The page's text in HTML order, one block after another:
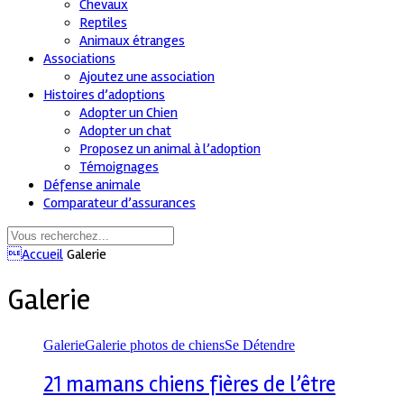
Chevaux
Reptiles
Animaux étranges
Associations
Ajoutez une association
Histoires d’adoptions
Adopter un Chien
Adopter un chat
Proposez un animal à l’adoption
Témoignages
Défense animale
Comparateur d’assurances
Accueil Galerie
Galerie
GalerieGalerie photos de chiensSe Détendre
21 mamans chiens fières de l’être